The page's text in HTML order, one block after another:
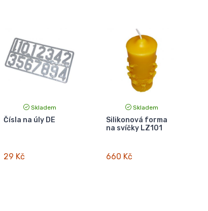
Skladem
Čísla na úly DE
29 Kč
Skladem
Silikonová forma
na svíčky LZ101
660 Kč